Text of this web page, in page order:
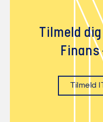
Tilmeld
Finans
Tilmeld